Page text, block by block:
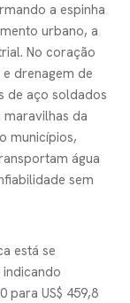
a espinha
urbano, a
No coração
drenagem de
de aço soldados
maravilhas da
municípios,
água
sem
está se
para US$ 459,8